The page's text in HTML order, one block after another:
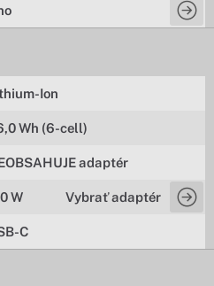
Ion
Wh (6-cell)
adaptér
W Vybrať adaptér
C